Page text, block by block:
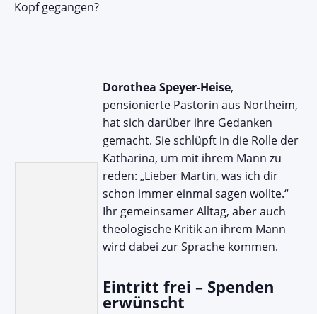
Kopf gegangen?
Dorothea Speyer-Heise,
pensionierte Pastorin aus Northeim,
hat sich darüber ihre Gedanken
gemacht. Sie schlüpft in die Rolle der
Katharina, um mit ihrem Mann zu
reden: „Lieber Martin, was ich dir
schon immer einmal sagen wollte.“
Ihr gemeinsamer Alltag, aber auch
theologische Kritik an ihrem Mann
wird dabei zur Sprache kommen.
Eintritt frei – Spenden
erwünscht